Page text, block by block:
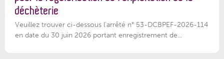
déchèterie
Veuillez trouver ci-dessous l'arrêté n° 53-DCBPEF-2026-114
en date du 30 juin 2026 portant enregistrement de...